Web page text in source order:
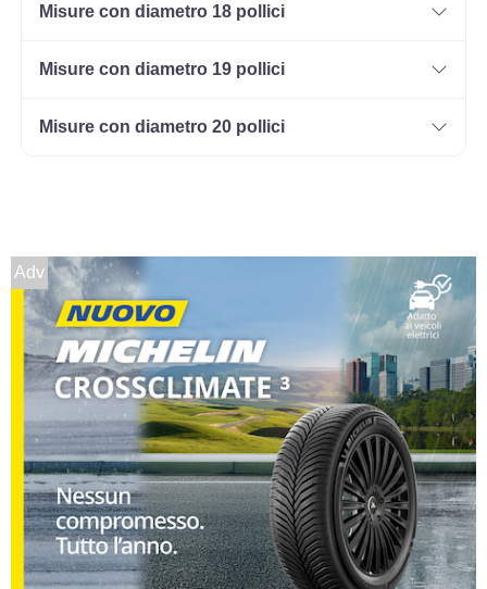
Misure con diametro 18 pollici
Misure con diametro 19 pollici
Misure con diametro 20 pollici
Adv